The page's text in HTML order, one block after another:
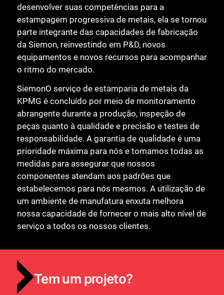
desenvolver suas competências para a
estampagem progressiva de metais, ela se tornou
parte integrante das capacidades de fabricação
da Siemon, reinvestindo em P&D, novos
equipamentos e novos recursos para acompanhar
o ritmo do mercado.
SiemonO serviço de estamparia de metais da
KPMG é concluído por meio de monitoramento
abrangente durante a produção, inspeção de
peças quanto à qualidade e precisão e testes de
responsabilidade. A garantia de qualidade é uma
prioridade máxima para nós e tomamos todas as
medidas para assegurar que nossos
componentes atendam aos padrões que
estabelecemos para nós mesmos. A utilização de
um ambiente de manufatura enxuta melhora
nossa capacidade de fornecer o mais alto nível de
serviço a todos os nossos clientes.
Tem um projeto?